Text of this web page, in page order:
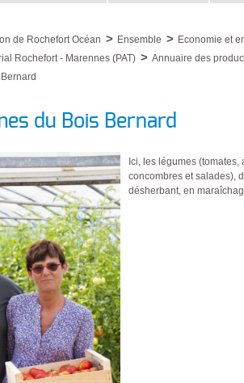
de Rochefort Océan Ensemble
Economie et
Rochefort - Marennes (PAT)
Annuaire des
du Bois Bernard
Ici, les légumes
concombres et salades),
désherbant, en